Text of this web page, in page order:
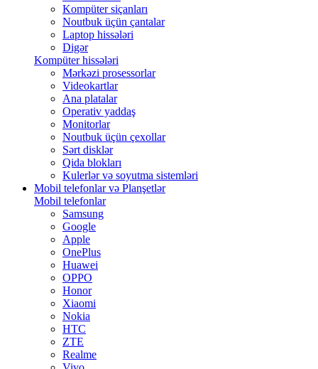
Kompüter siçanları
Noutbuk üçün çantalar
Laptop hissələri
Digər
Kompüter hissələri
Mərkəzi prosessorlar
Videokartlar
Ana platalar
Operativ yaddaş
Monitorlar
Noutbuk üçün çexollar
Sərt disklər
Qida blokları
Kulerlər və soyutma sistemləri
Mobil telefonlar və Planşetlər
Mobil telefonlar
Samsung
Google
Apple
OnePlus
Huawei
OPPO
Honor
Xiaomi
Nokia
HTC
ZTE
Realme